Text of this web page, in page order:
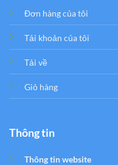
Đơn hàng của tôi
Tải khoản của tôi
Tải về
Giỏ hàng
Thông tin
Thông tin website